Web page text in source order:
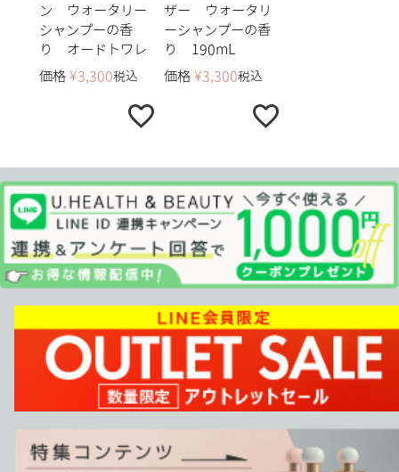
ン ウォータリー
シャンプーの香
り オードトワレ
価格 ¥3,300税込
ザー ウォータリ
ーシャンプーの香
り 190mL
価格 ¥3,300税込